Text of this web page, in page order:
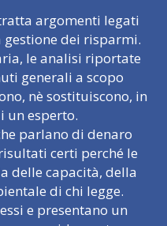
argomenti legati
gestione dei risparmi.
le analisi riportate
generali a scopo
nè sostituiscono, in
un esperto.
parlano di denaro
certi perché le
delle capacità, della
di chi legge.
e presentano un